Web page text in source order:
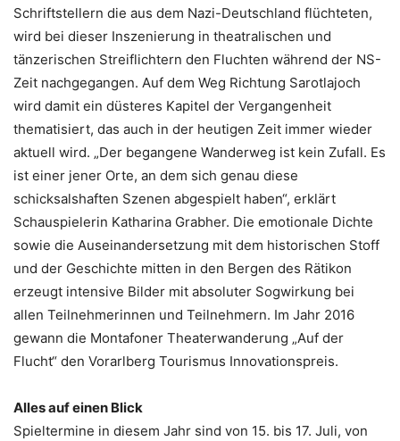
Schriftstellern die aus dem Nazi-Deutschland flüchteten,
wird bei dieser Inszenierung in theatralischen und
tänzerischen Streiflichtern den Fluchten während der NS-
Zeit nachgegangen. Auf dem Weg Richtung Sarotlajoch
wird damit ein düsteres Kapitel der Vergangenheit
thematisiert, das auch in der heutigen Zeit immer wieder
aktuell wird. „Der begangene Wanderweg ist kein Zufall. Es
ist einer jener Orte, an dem sich genau diese
schicksalshaften Szenen abgespielt haben“, erklärt
Schauspielerin Katharina Grabher. Die emotionale Dichte
sowie die Auseinandersetzung mit dem historischen Stoff
und der Geschichte mitten in den Bergen des Rätikon
erzeugt intensive Bilder mit absoluter Sogwirkung bei
allen Teilnehmerinnen und Teilnehmern. Im Jahr 2016
gewann die Montafoner Theaterwanderung „Auf der
Flucht“ den Vorarlberg Tourismus Innovationspreis.
Alles auf einen Blick
Spieltermine in diesem Jahr sind von 15. bis 17. Juli, von